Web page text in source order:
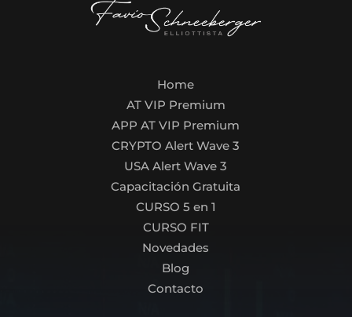
Home
AT VIP Premium
APP AT VIP Premium
CRYPTO Alert Wave 3
USA Alert Wave 3
Capacitación Gratuita
CURSO 5 en 1
CURSO FIT
Novedades
Blog
Contacto